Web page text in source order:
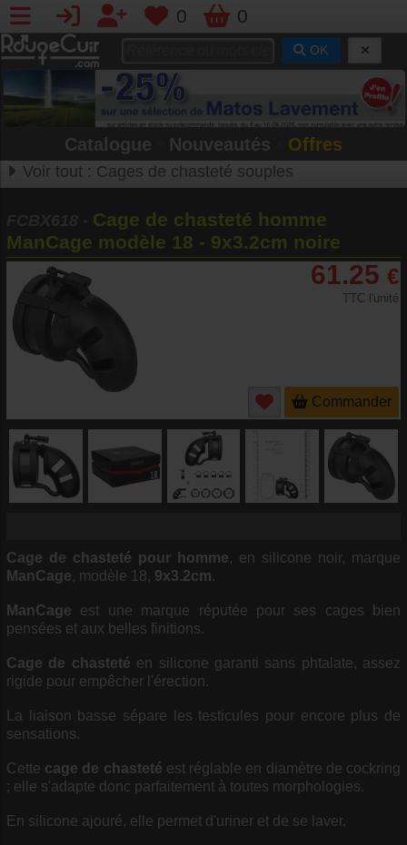
0 0
OK
Catalogue Nouveautés Offres
Voir tout : Cages de chasteté souples
Cage de chasteté homme
ManCage modèle 18 - 9x3.2cm noire
61.25 €
TTC l'unité
Commander
Cage de chasteté pour homme, en silicone noir, marque
ManCage, modèle 18, 9x3.2cm.
ManCage est une marque réputée pour ses cages bien
pensées et aux belles finitions.
Cage de chasteté en silicone garanti sans phtalate, assez
rigide pour empêcher l'érection.
La liaison basse sépare les testicules pour encore plus de
sensations.
Cette cage de chasteté est réglable en diamètre de cockring
; elle s'adapte donc parfaitement à toutes morphologies.
En silicone ajouré, elle permet d'uriner et de se laver.